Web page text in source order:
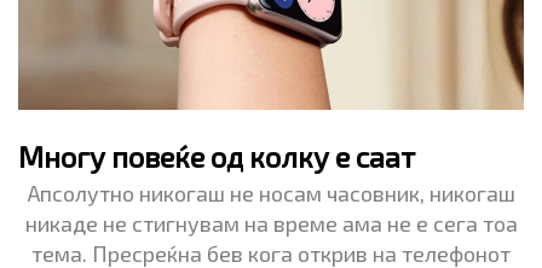
Многу повеќе од колку е саат
Апсолутно никогаш не носам часовник, никогаш
никаде не стигнувам на време ама не е сега тоа
тема. Пресреќна бев кога открив на телефонот